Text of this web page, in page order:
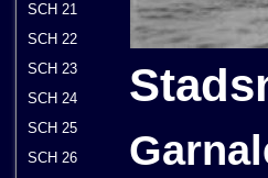
SCH 21
SCH 22
SCH 23
SCH 24
SCH 25
SCH 26